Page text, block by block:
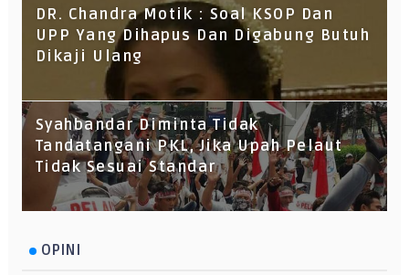
DR. Chandra Motik : Soal KSOP Dan
UPP Yang Dihapus Dan Digabung Butuh
Dikaji Ulang
Syahbandar Diminta Tidak
Tandatangani PKL, Jika Upah Pelaut
Tidak Sesuai Standar
OPINI